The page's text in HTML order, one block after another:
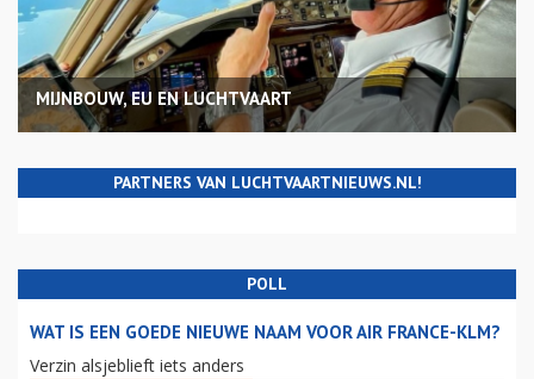
MIJNBOUW, EU EN LUCHTVAART
PARTNERS VAN LUCHTVAARTNIEUWS.NL!
POLL
WAT IS EEN GOEDE NIEUWE NAAM VOOR AIR FRANCE-KLM?
Verzin alsjeblieft iets anders